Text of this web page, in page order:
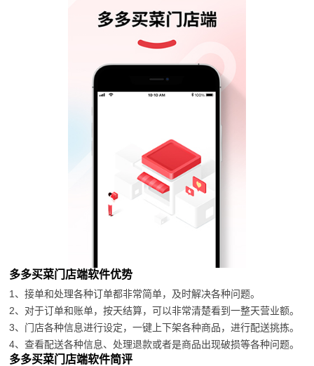
多多买菜门店端软件优势
1、接单和处理各种订单都非常简单，及时解决各种问题。
2、对于订单和账单，按天结算，可以非常清楚看到一整天营业额。
3、门店各种信息进行设定，一键上下架各种商品，进行配送挑拣。
4、查看配送各种信息、处理退款或者是商品出现破损等各种问题。
多多买菜门店端软件简评